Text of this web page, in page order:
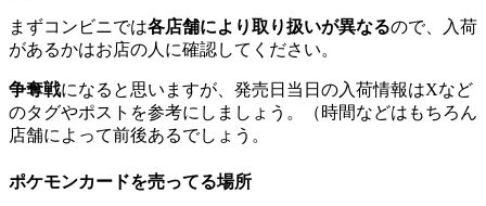
まずコンビニでは各店舗により取り扱いが異なるので、入荷
があるかはお店の人に確認してください。
争奪戦になると思いますが、発売日当日の入荷情報はXなど
のタグやポストを参考にしましょう。（時間などはもちろん
店舗によって前後あるでしょう。
ポケモンカードを売ってる場所